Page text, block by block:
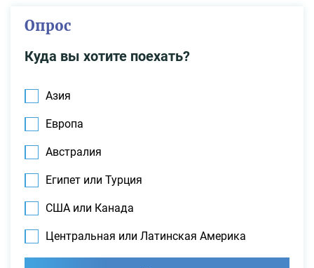
Опрос
Куда вы хотите поехать?
Азия
Европа
Австралия
Египет или Турция
США или Канада
Центральная или Латинская Америка